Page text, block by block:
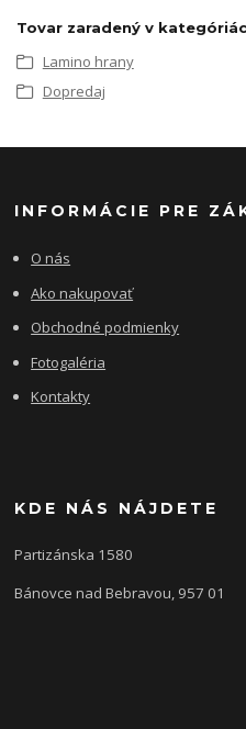
Tovar zaradený v
Lamino hrany
Dopredaj
INFORMÁCIE PRE
O nás
Ako nakupovať
Obchodné podmienky
Fotogaléria
Kontakty
KDE NÁS NÁJDETE
Partizánska 1580
Bánovce nad Bebravou, 957 01